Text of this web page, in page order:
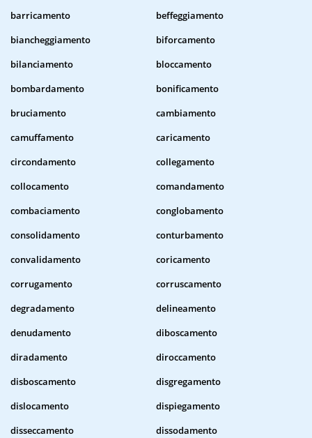
barricamento
beffeggiamento
biancheggiamento
biforcamento
bilanciamento
bloccamento
bombardamento
bonificamento
bruciamento
cambiamento
camuffamento
caricamento
circondamento
collegamento
collocamento
comandamento
combaciamento
conglobamento
consolidamento
conturbamento
convalidamento
coricamento
corrugamento
corruscamento
degradamento
delineamento
denudamento
diboscamento
diradamento
diroccamento
disboscamento
disgregamento
dislocamento
dispiegamento
disseccamento
dissodamento